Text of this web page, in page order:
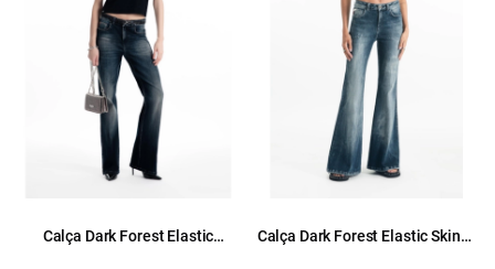
Calça Dark Forest Elastic
Calça Dark Forest Elastic Skinny